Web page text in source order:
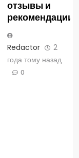
отзывы и
рекомендации
Redactor
2
года тому назад
0